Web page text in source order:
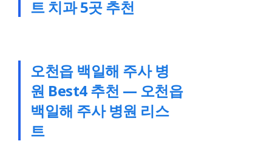
트 치과 5곳 추천
오천읍 백일해 주사 병
원 Best4 추천 — 오천읍
백일해 주사 병원 리스
트